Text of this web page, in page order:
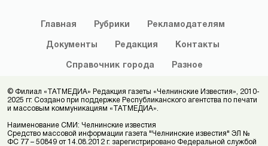
Главная Рубрики Рекламодателям
Документы Редакция Контакты
Справочник города Разное
© Филиал «ТАТМЕДИА» Редакция газеты «Челнинские Известия», 2010-
2025 гг. Создано при поддержке Республиканского агентства по печати
и массовым коммуникациям «ТАТМЕДИА».
Наименование СМИ: Челнинские известия
Средство массовой информации газета "Челнинские известия" ЭЛ №
ФС 77 – 50849 от 14.08.2012 г. зарегистрировано Федеральной службой